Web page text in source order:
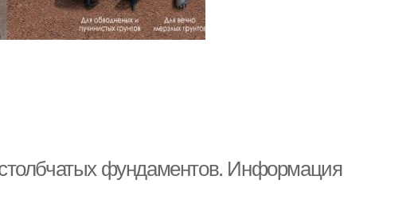
фундаментов. Информация